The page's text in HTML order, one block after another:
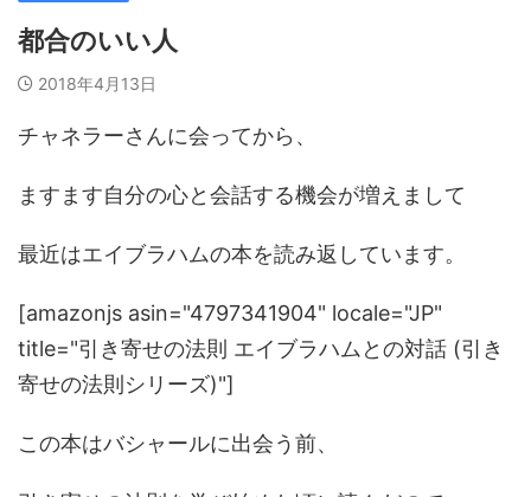
都合のいい人
2018年4月13日
チャネラーさんに会ってから、
ますます自分の心と会話する機会が増えまして
最近はエイブラハムの本を読み返しています。
[amazonjs asin="4797341904" locale="JP"
title="引き寄せの法則 エイブラハムとの対話 (引き
寄せの法則シリーズ)"]
この本はバシャールに出会う前、